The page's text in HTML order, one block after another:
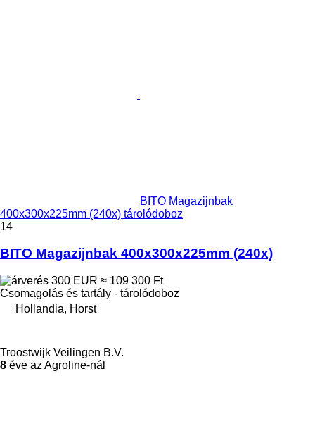
BITO Magazijnbak
400x300x225mm (240x) tárolódoboz
14
BITO Magazijnbak 400x300x225mm (240x)
300 EUR ≈ 109 300 Ft
Csomagolás és tartály - tárolódoboz
Hollandia, Horst
Troostwijk Veilingen B.V.
8 éve az Agroline-nál